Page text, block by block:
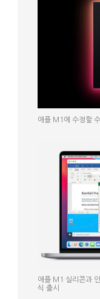
애플 M1에 수정할
애플 M1 실리콘과
식 출시